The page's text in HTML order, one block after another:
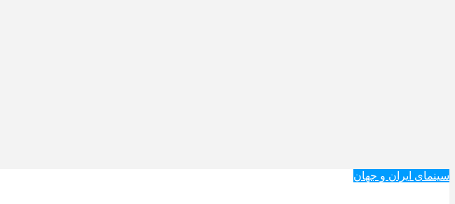
سینمای ایران و جهان